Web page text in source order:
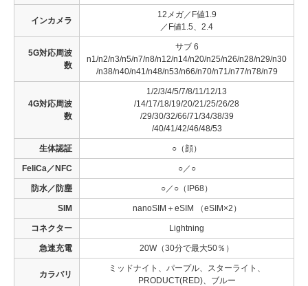
インカメラ
12メガ／F値1.9
／F値1.5、2.4
5G対応周波
数
サブ 6
n1/n2/n3/n5/n7/n8/n12/n14/n20/n25/n26/n28/n29/n30
/n38/n40/n41/n48/n53/n66/n70/n71/n77/n78/n79
4G対応周波
数
1/2/3/4/5/7/8/11/12/13
/14/17/18/19/20/21/25/26/28
/29/30/32/66/71/34/38/39
/40/41/42/46/48/53
生体認証 ○（顔）
FeliCa／NFC ○／○
防水／防塵 ○／○（IP68）
SIM nanoSIM＋eSIM （eSIM×2）
コネクター Lightning
急速充電 20W（30分で最大50％）
カラバリ
ミッドナイト、パープル、スターライト、
PRODUCT(RED)、ブルー